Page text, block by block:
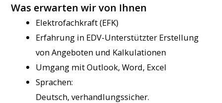
Was erwarten wir von Ihnen
Elektrofachkraft (EFK)
Erfahrung in EDV-Unterstützter Erstellung
von Angeboten und Kalkulationen
Umgang mit Outlook, Word, Excel
Sprachen:
Deutsch, verhandlungssicher.